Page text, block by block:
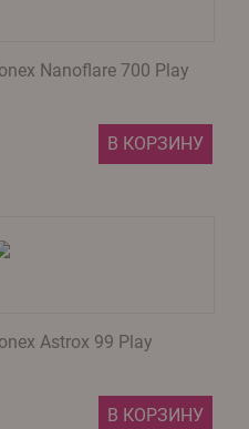
Nanoflare 700 Play
В КОРЗИНУ
Astrox 99 Play
В КОРЗИНУ